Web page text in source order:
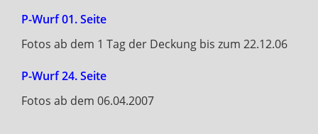
P-Wurf 01. Seite
Fotos ab dem 1 Tag der Deckung bis zum 22.12.06
P-Wurf 24. Seite
Fotos ab dem 06.04.2007